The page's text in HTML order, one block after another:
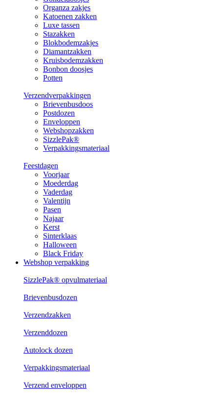
Organza zakjes
Katoenen zakken
Luxe tassen
Stazakken
Blokbodemzakjes
Diamantzakken
Kruisbodemzakken
Bonbon doosjes
Potten
Verzendverpakkingen
Brievenbusdoos
Postdozen
Enveloppen
Webshopzakken
SizzlePak®
Verpakkingsmateriaal
Feestdagen
Voorjaar
Moederdag
Vaderdag
Valentijn
Pasen
Najaar
Kerst
Sinterklaas
Halloween
Black Friday
Webshop verpakking
SizzlePak® opvulmateriaal
Brievenbusdozen
Verzendzakken
Verzenddozen
Autolock dozen
Verpakkingsmateriaal
Verzend enveloppen